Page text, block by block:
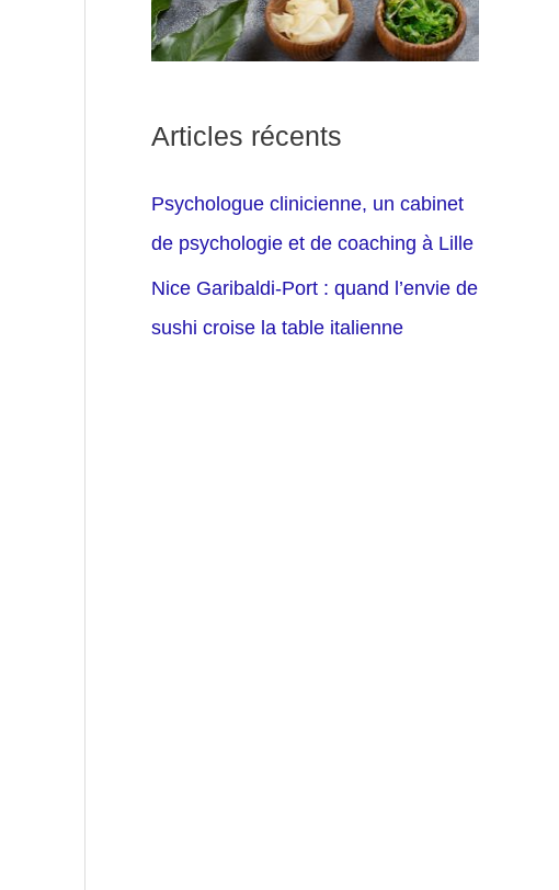
Articles récents
Psychologue clinicienne, un cabinet
de psychologie et de coaching à Lille
Nice Garibaldi-Port : quand l’envie de
sushi croise la table italienne